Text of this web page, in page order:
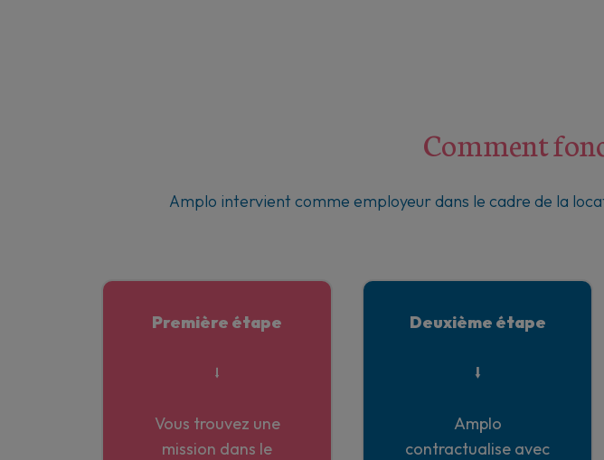
Comment
Amplo intervient comme employeur dans le cadre de la
Première étape
⭣
Vous trouvez une
mission dans le
Deuxième étape
⭣
Amplo
contractualise avec